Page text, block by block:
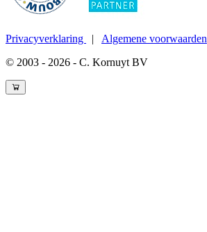
Privacyverklaring | Algemene voorwaarden
© 2003 - 2026 - C. Kornuyt BV